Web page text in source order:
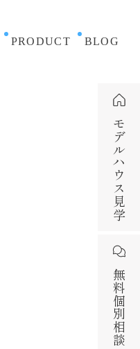
PRODUCT BLOG
モデルハウス見学
無料個別相談